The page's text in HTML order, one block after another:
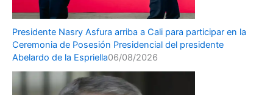
Presidente Nasry Asfura arriba a Cali para participar en la
Ceremonia de Posesión Presidencial del presidente
Abelardo de la Espriella06/08/2026